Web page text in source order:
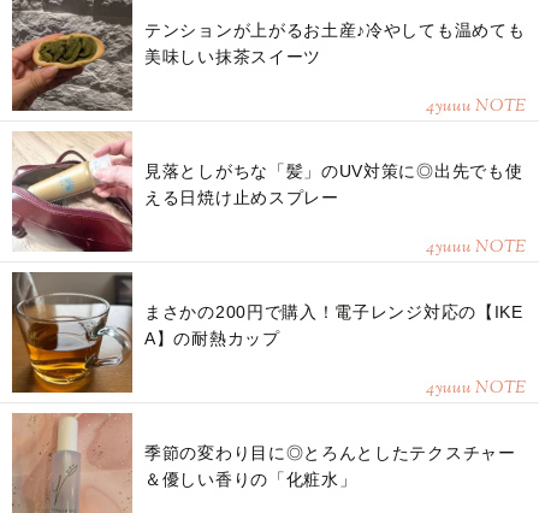
テンションが上がるお土産♪冷やしても温めても
美味しい抹茶スイーツ
4yuuu NOTE
見落としがちな「髪」のUV対策に◎出先でも使
える日焼け止めスプレー
4yuuu NOTE
まさかの200円で購入！電子レンジ対応の【IKE
A】の耐熱カップ
4yuuu NOTE
季節の変わり目に◎とろんとしたテクスチャー
＆優しい香りの「化粧水」